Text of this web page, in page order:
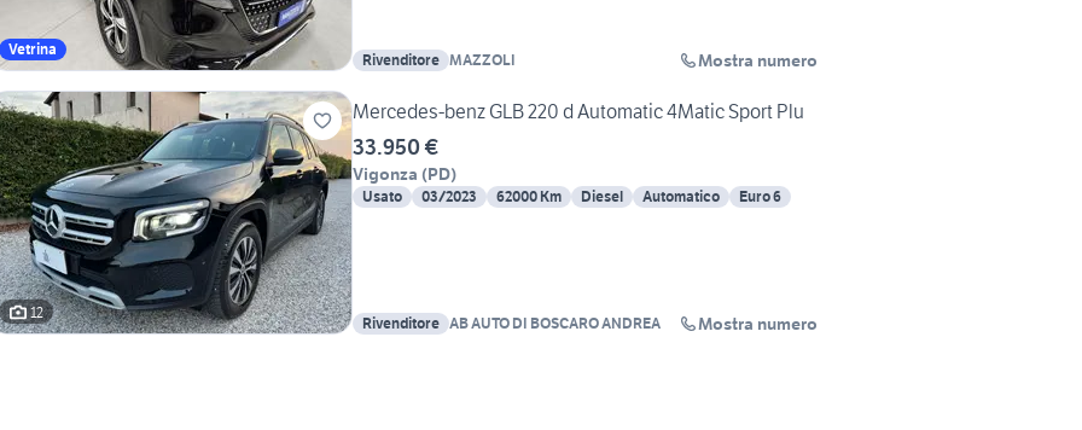
Vetrina
Rivenditore MAZZOLI Mostra numero
12
Mercedes-benz GLB 220 d Automatic 4Matic Sport Plu
33.950 €
Vigonza (PD)
Usato 03/2023 62000 Km Diesel Automatico Euro 6
Rivenditore AB AUTO DI BOSCARO ANDREA Mostra numero